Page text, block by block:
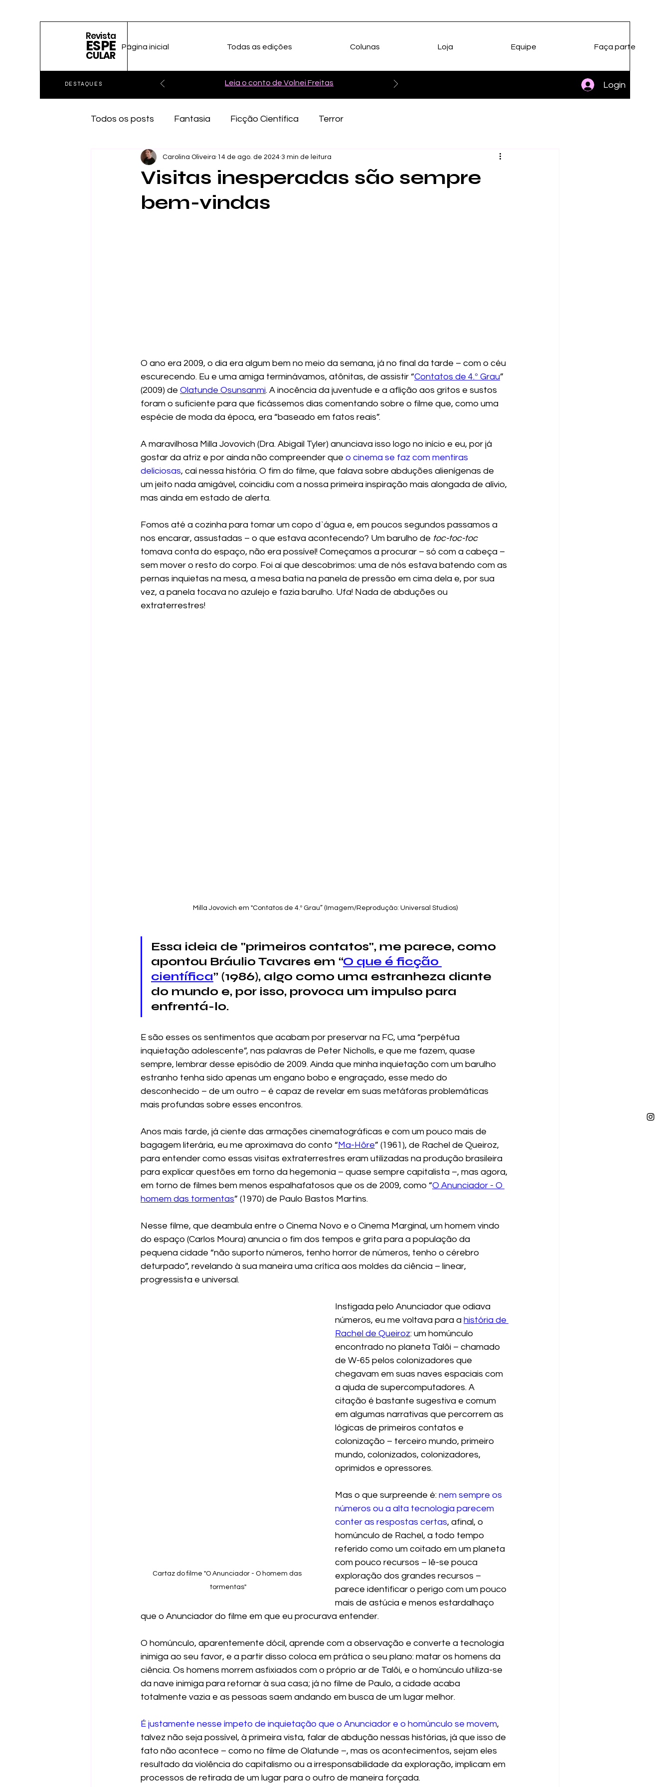
Revista
ESPE
CULAR
DESTAQUES Leia o conto de Volnei Freitas Login
Página inicial Todas as edições Colunas Loja Equipe Faça parte
Todos os posts Fantasia Ficção Científica Terror
Visitas inesperadas são sempre
bem-vindas
Carolina Oliveira 14 de ago. de 2024 3 min de leitura
O ano era 2009, o dia era algum bem no meio da semana, já no final da tarde – com o céu
escurecendo. Eu e uma amiga terminávamos, atônitas, de assistir “Contatos de 4.º Grau”
(2009) de Olatunde Osunsanmi. A inocência da juventude e a aflição aos gritos e sustos
foram o suficiente para que ficássemos dias comentando sobre o filme que, como uma
espécie de moda da época, era “baseado em fatos reais”.
A maravilhosa Milla Jovovich (Dra. Abigail Tyler) anunciava isso logo no início e eu, por já
gostar da atriz e por ainda não compreender que o cinema se faz com mentiras
deliciosas, caí nessa história. O fim do filme, que falava sobre abduções alienígenas de
um jeito nada amigável, coincidiu com a nossa primeira inspiração mais alongada de alívio,
mas ainda em estado de alerta.
Fomos até a cozinha para tomar um copo d`água e, em poucos segundos passamos a
nos encarar, assustadas – o que estava acontecendo? Um barulho de toc-toc-toc
tomava conta do espaço, não era possível! Começamos a procurar – só com a cabeça –
sem mover o resto do corpo. Foi aí que descobrimos: uma de nós estava batendo com as
pernas inquietas na mesa, a mesa batia na panela de pressão em cima dela e, por sua
vez, a panela tocava no azulejo e fazia barulho. Ufa! Nada de abduções ou
extraterrestres!
Milla Jovovich em "Contatos de 4.º Grau” (Imagem/Reprodução: Universal Studios)
Essa ideia de "primeiros contatos", me parece, como
apontou Bráulio Tavares em “O que é ficção
científica” (1986), algo como uma estranheza diante
do mundo e, por isso, provoca um impulso para
enfrentá-lo.
E são esses os sentimentos que acabam por preservar na FC, uma “perpétua
inquietação adolescente”, nas palavras de Peter Nicholls, e que me fazem, quase
sempre, lembrar desse episódio de 2009. Ainda que minha inquietação com um barulho
estranho tenha sido apenas um engano bobo e engraçado, esse medo do
desconhecido – de um outro – é capaz de revelar em suas metáforas problemáticas
mais profundas sobre esses encontros.
Anos mais tarde, já ciente das armações cinematográficas e com um pouco mais de
bagagem literária, eu me aproximava do conto “ Ma-Hôre” (1961), de Rachel de Queiroz,
para entender como essas visitas extraterrestres eram utilizadas na produção brasileira
para explicar questões em torno da hegemonia – quase sempre capitalista –, mas agora,
em torno de filmes bem menos espalhafatosos que os de 2009, como “O Anunciador - O
homem das tormentas” (1970) de Paulo Bastos Martins.
Nesse filme, que deambula entre o Cinema Novo e o Cinema Marginal, um homem vindo
do espaço (Carlos Moura) anuncia o fim dos tempos e grita para a população da
pequena cidade “não suporto números, tenho horror de números, tenho o cérebro
deturpado”, revelando à sua maneira uma crítica aos moldes da ciência – linear,
progressista e universal.
Cartaz do filme "O Anunciador - O homem das
tormentas"
Instigada pelo Anunciador que odiava
números, eu me voltava para a história de
Rachel de Queiroz: um homúnculo
encontrado no planeta Talôi – chamado
de W-65 pelos colonizadores que
chegavam em suas naves espaciais com
a ajuda de supercomputadores. A
citação é bastante sugestiva e comum
em algumas narrativas que percorrem as
lógicas de primeiros contatos e
colonização – terceiro mundo, primeiro
mundo, colonizados, colonizadores,
oprimidos e opressores.
Mas o que surpreende é: nem sempre os
números ou a alta tecnologia parecem
conter as respostas certas, afinal, o
homúnculo de Rachel, a todo tempo
referido como um coitado em um planeta
com pouco recursos – lê-se pouca
exploração dos grandes recursos –
parece identificar o perigo com um pouco
mais de astúcia e menos estardalhaço
que o Anunciador do filme em que eu procurava entender.
O homúnculo, aparentemente dócil, aprende com a observação e converte a tecnologia
inimiga ao seu favor, e a partir disso coloca em prática o seu plano: matar os homens da
ciência. Os homens morrem asfixiados com o próprio ar de Talôi, e o homúnculo utiliza-se
da nave inimiga para retornar à sua casa; já no filme de Paulo, a cidade acaba
totalmente vazia e as pessoas saem andando em busca de um lugar melhor.
É justamente nesse ímpeto de inquietação que o Anunciador e o homúnculo se movem,
talvez não seja possível, à primeira vista, falar de abdução nessas histórias, já que isso de
fato não acontece – como no filme de Olatunde –, mas os acontecimentos, sejam eles
resultado da violência do capitalismo ou a irresponsabilidade da exploração, implicam em
processos de retirada de um lugar para o outro de maneira forçada.